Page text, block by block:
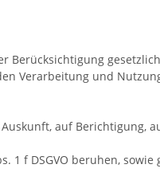
Berücksichtigung
Verarbeitung und
auf Berichtigung,
f DSGVO beruhen,